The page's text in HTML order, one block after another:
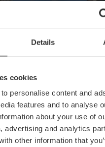
Details
cookies
personalise content and
features and to analyse
about your use of
advertising and analytics
other information that
représentées par 45
est l'aquarium le
hommage aux mers et